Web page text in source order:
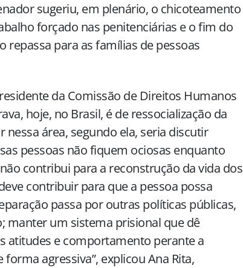
sugeriu, em plenário, o chicoteamento
forçado nas penitenciárias e o fim do
repassa para as famílias de pessoas
da Comissão de Direitos Humanos
hoje, no Brasil, é de ressocialização da
nessa área, segundo ela, seria discutir
pessoas não fiquem ociosas enquanto
contribui para a reconstrução da vida dos
contribuir para que a pessoa possa
passa por outras políticas públicas,
manter um sistema prisional que dê
atitudes e comportamento perante a
agressiva”, explicou Ana Rita,